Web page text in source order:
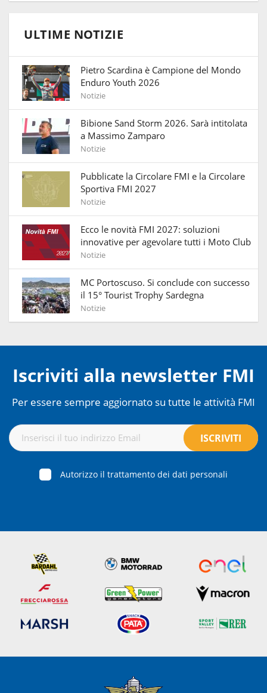
ULTIME NOTIZIE
Pietro Scardina è Campione del Mondo
Enduro Youth 2026
Notizie
Bibione Sand Storm 2026. Sarà intitolata
a Massimo Zamparo
Notizie
Pubblicate la Circolare FMI e la Circolare
Sportiva FMI 2027
Notizie
Ecco le novità FMI 2027: soluzioni
innovative per agevolare tutti i Moto Club
Notizie
MC Portoscuso. Si conclude con successo
il 15° Tourist Trophy Sardegna
Notizie
Iscriviti alla newsletter FMI
Per essere sempre aggiornato su tutte le attività FMI
Autorizzo il trattamento dei dati personali